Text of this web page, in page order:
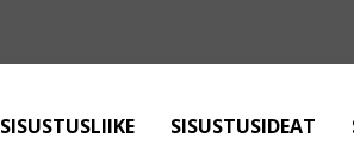
SISUSTUSLIIKE SISUSTUSIDEAT